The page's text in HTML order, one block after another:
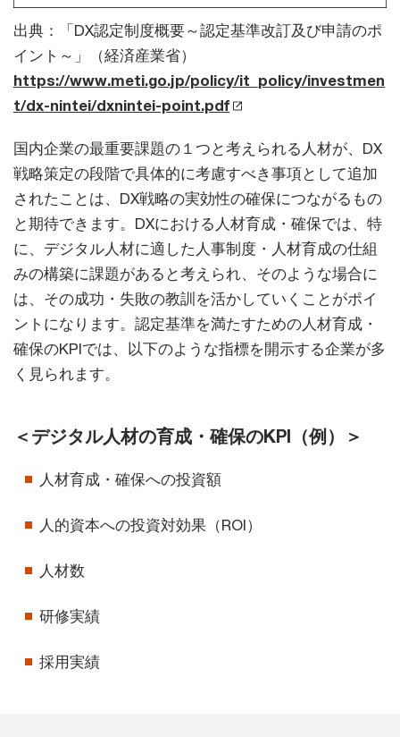
出典：「DX認定制度概要～認定基準改訂及び申請のポ
イント～」（経済産業省）
https://www.meti.go.jp/policy/it_policy/investmen
t/dx-nintei/dxnintei-point.pdf
国内企業の最重要課題の１つと考えられる人材が、DX
戦略策定の段階で具体的に考慮すべき事項として追加
されたことは、DX戦略の実効性の確保につながるもの
と期待できます。DXにおける人材育成・確保では、特
に、デジタル人材に適した人事制度・人材育成の仕組
みの構築に課題があると考えられ、そのような場合に
は、その成功・失敗の教訓を活かしていくことがポイ
ントになります。認定基準を満たすための人材育成・
確保のKPIでは、以下のような指標を開示する企業が多
く見られます。
＜デジタル人材の育成・確保のKPI（例）＞
人材育成・確保への投資額
人的資本への投資対効果（ROI）
人材数
研修実績
採用実績